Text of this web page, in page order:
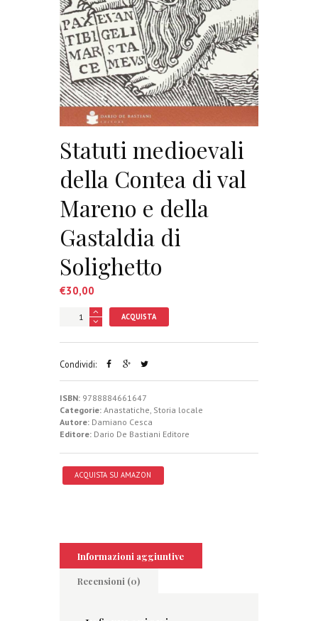
Statuti medioevali
della Contea di val
Mareno e della
Gastaldia di
Solighetto
€30,00
ACQUISTA
Condividi:
ISBN: 9788884661647
Categorie: Anastatiche Storia locale
Autore: Damiano Cesca
Editore: Dario De Bastiani Editore
ACQUISTA SU AMAZON
Informazioni aggiuntive
Recensioni (0)